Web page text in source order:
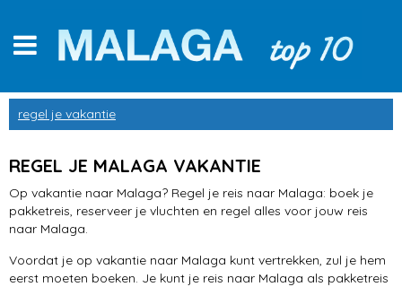
Centro Historico
stranden
winkelen
regel je vakantie
REGEL JE MALAGA VAKANTIE
Op vakantie naar Malaga? Regel je reis naar Malaga: boek je
pakketreis, reserveer je vluchten en regel alles voor jouw reis
naar Malaga.
Voordat je op vakantie naar Malaga kunt vertrekken, zul je hem
eerst moeten boeken. Je kunt je reis naar Malaga als pakketreis